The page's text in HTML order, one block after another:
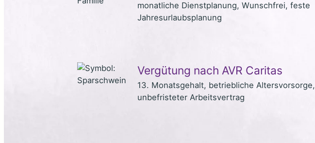
monatliche Dienstplanung, Wunschfrei, feste
Jahresurlaubsplanung
Vergütung nach AVR Caritas
13. Monatsgehalt, betriebliche Altersvorsorge,
unbefristeter Arbeitsvertrag